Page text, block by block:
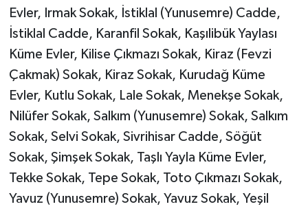
Evler, Irmak Sokak, İstiklal (Yunusemre) Cadde,
İstiklal Cadde, Karanfil Sokak, Kaşılibük Yaylası
Küme Evler, Kilise Çıkmazı Sokak, Kiraz (Fevzi
Çakmak) Sokak, Kiraz Sokak, Kurudağ Küme
Evler, Kutlu Sokak, Lale Sokak, Menekşe Sokak,
Nilüfer Sokak, Salkım (Yunusemre) Sokak, Salkım
Sokak, Selvi Sokak, Sivrihisar Cadde, Söğüt
Sokak, Şimşek Sokak, Taşlı Yayla Küme Evler,
Tekke Sokak, Tepe Sokak, Toto Çıkmazı Sokak,
Yavuz (Yunusemre) Sokak, Yavuz Sokak, Yeşil
Spor
Tavşanlı
Teknoloji
Türkiye
Video Galeri